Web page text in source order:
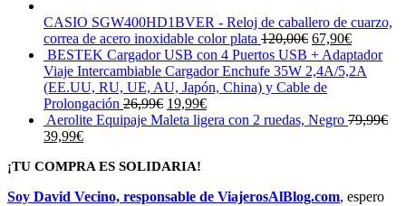
CASIO SGW400HD1BVER - Reloj de caballero de cuarzo,
correa de acero inoxidable color plata 120,00€ El
precio
original
era:
67,90€El
precio
actual
BESTEK Cargador USB con 4 Puertos USB + Adaptador
Viaje Intercambiable Cargador Enchufe 35W 2,4A/5,2A
(EE.UU, RU, UE, AU, Japón, China) y Cable de
Prolongación 26,99€ El
precio
26,99€.
19,99€El
precio
Aerolite Equipaje Maleta ligera con 2 ruedas, Negro 79,99€
El
original
79,99€.
39,99€El
actual
39,99€.
¡TU COMPRA ES SOLIDARIA!
Soy David Vecino, responsable de ViajerosAlBlog.com, espero